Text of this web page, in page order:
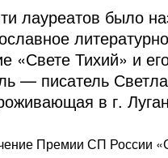
лауреатов было
«Свете Тихий» и
— писатель
в г.
Премии СП России